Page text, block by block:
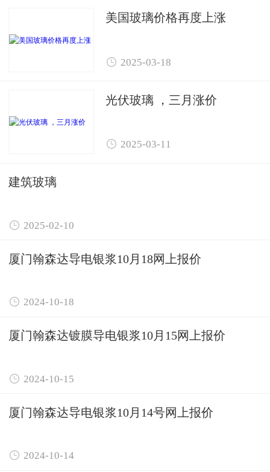
美国玻璃价格再度上涨
 2025-03-18
光伏玻璃 ，三月涨价
 2025-03-11
建筑玻璃
 2025-02-10
厦门翰森达导电银浆10月18网上报价
 2024-10-18
厦门翰森达镀膜导电银浆10月15网上报价
 2024-10-15
厦门翰森达导电银浆10月14号网上报价
 2024-10-14